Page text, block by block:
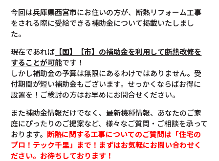
今回は兵庫県西宮市にお住いの方が、断熱リフォーム工事
をされる際に受給できる補助金について掲載いたしまし
た。
現在であれば 【国】【市】の補助金を利用して断熱改修を
することが可能です！
しかし補助金の予算は無限にあるわけではありません。受
付期間が短い補助金もございます。せっかくならばお得に
設置を！ご検討の方はお早めにお問合せください。
また補助金情報だけでなく、最新機種情報、あなたのご家
庭にぴったりのご提案など、様々なご質問・ご相談を承って
おります。 断熱に関する工事についてのご質問は「住宅の
プロ！テック千里」まで！まずはお気軽にお問い合わせく
ださい。お待ちしております！